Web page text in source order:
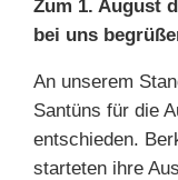
Zum 1. August
bei uns
An unserem
Santüns für die
entschieden.
starteten ihre